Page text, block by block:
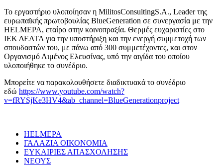
Το εργαστήριο υλοποίησαν η MilitosConsultingS.A., Leader της
ευρωπαϊκής πρωτοβουλίας BlueGeneration σε συνεργασία με την
HELMEPA, εταίρο στην κοινοπραξία. Θερμές ευχαριστίες στο
ΙΕΚ ΔΕΛΤΑ για την υποστήριξη και την ενεργή συμμετοχή των
σπουδαστών του, με πάνω από 300 συμμετέχοντες, και στον
Οργανισμό Λιμένος Ελευσίνας, υπό την αιγίδα του οποίου
υλοποιήθηκε το συνέδριο.
Μπορείτε να παρακολουθήσετε διαδικτυακά το συνέδριο
εδώ https://www.youtube.com/watch?
v=fRYSjKe3HV4&ab_channel=BlueGenerationproject
HELMEPA
ΓΑΛΑΖΙΑ ΟΙΚΟΝΟΜΙΑ
ΕΥΚΑΙΡΙΕΣ ΑΠΑΣΧΟΛΗΣΗΣ
ΝΕΟΥΣ